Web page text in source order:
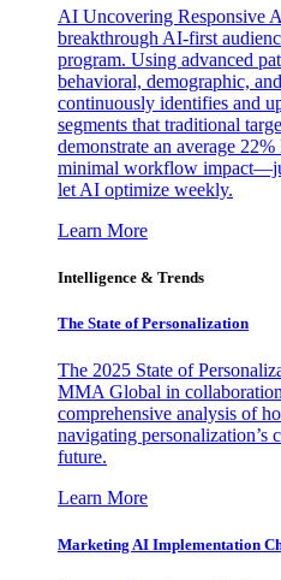
AI Uncovering Responsive
breakthrough AI-first
program. Using advanced
behavioral, demographic,
continuously identifies and
segments that traditional
demonstrate an average
minimal workflow
let AI optimize weekly.
Learn More
Intelligence & Trends
The State of Personalization
The 2025 State of
MMA Global in
comprehensive analysis of
navigating personalization’s
future.
Learn More
Marketing AI Implementation